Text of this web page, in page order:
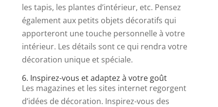
les tapis, les plantes d’intérieur, etc. Pensez
également aux petits objets décoratifs qui
apporteront une touche personnelle à votre
intérieur. Les détails sont ce qui rendra votre
décoration unique et spéciale.
6. Inspirez-vous et adaptez à votre goût
Les magazines et les sites internet regorgent
d’idées de décoration. Inspirez-vous des